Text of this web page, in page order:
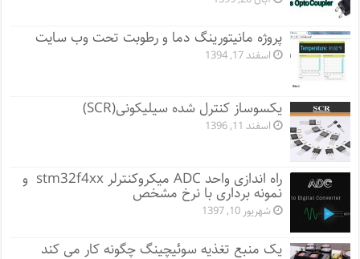
پروژه مانيتورينگ دما و رطوبت تحت وب سایت
اسفند 17, 1394
یکسوساز کنترل شده سیلیکونی(SCR)
اسفند 11, 1396
راه اندازی واحد ADC میکروکنترلر stm32f4xx و
نمونه برداری با نرخ مشخص
شهریور 10, 1397
یک منبع تغذیه سوئیچینگ چگونه کار می کند